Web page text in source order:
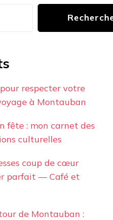
respecter votre
à Montauban
fête : mon carnet des
culturelles
coup de cœur
parfait — Café et
de Montauban :